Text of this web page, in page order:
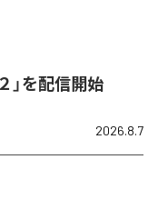
」を配信開始
2026.8.7